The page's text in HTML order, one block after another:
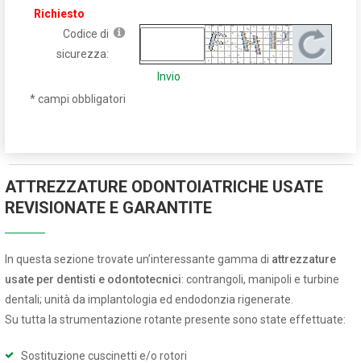
Richiesto
Codice di
sicurezza:
Invio
* campi obbligatori
ATTREZZATURE ODONTOIATRICHE USATE
REVISIONATE E GARANTITE
In questa sezione trovate un’interessante gamma di attrezzature
usate per dentisti e odontotecnici: contrangoli, manipoli e turbine
dentali; unità da implantologia ed endodonzia rigenerate.
Su tutta la strumentazione rotante presente sono state effettuate:
Sostituzione cuscinetti e/o rotori